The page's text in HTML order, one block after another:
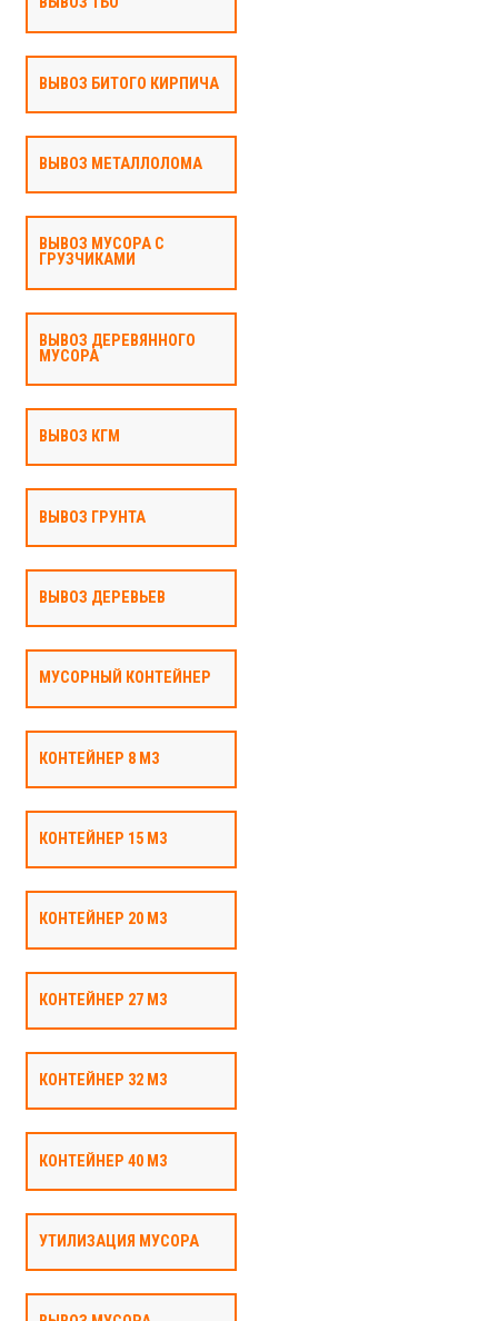
ВЫВОЗ БИТОГО КИРПИЧА
ВЫВОЗ МЕТАЛЛОЛОМА
ВЫВОЗ МУСОРА С
ГРУЗЧИКАМИ
ВЫВОЗ ДЕРЕВЯННОГО
МУСОРА
ВЫВОЗ КГМ
ВЫВОЗ ГРУНТА
ВЫВОЗ ДЕРЕВЬЕВ
МУСОРНЫЙ КОНТЕЙНЕР
КОНТЕЙНЕР 8 М3
КОНТЕЙНЕР 15 М3
КОНТЕЙНЕР 20 М3
КОНТЕЙНЕР 27 М3
КОНТЕЙНЕР 32 М3
КОНТЕЙНЕР 40 М3
УТИЛИЗАЦИЯ МУСОРА